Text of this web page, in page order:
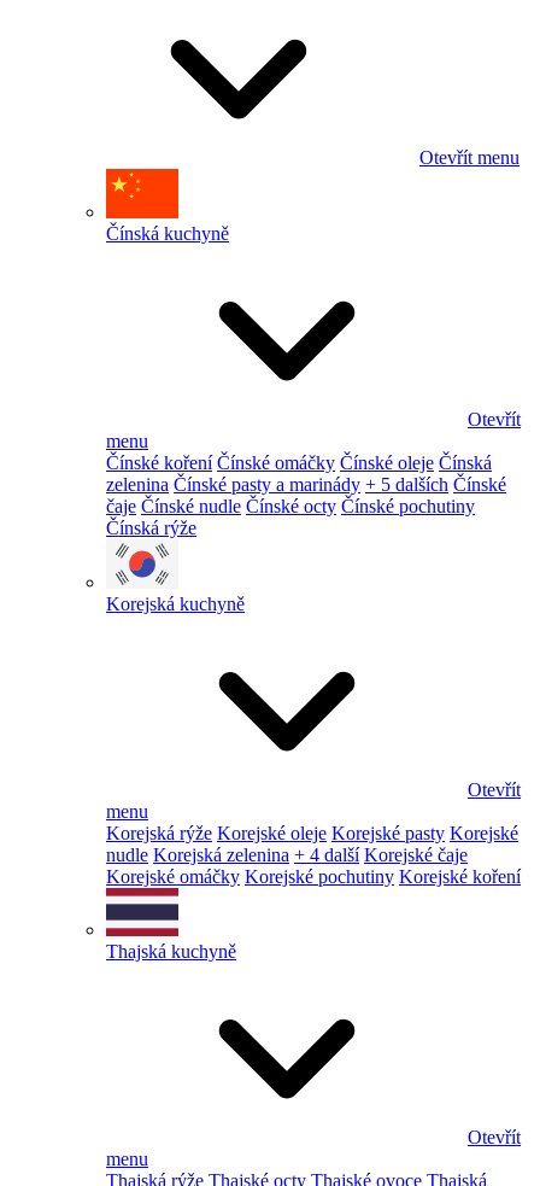
Otevřít menu
Čínská kuchyně
Otevřít
menu
Čínské koření Čínské omáčky Čínské oleje Čínská
zelenina Čínské pasty a marinády + 5 dalších Čínské
čaje Čínské nudle Čínské octy Čínské pochutiny
Čínská rýže
Korejská kuchyně
Otevřít
menu
Korejská rýže Korejské oleje Korejské pasty Korejské
nudle Korejská zelenina + 4 další Korejské čaje
Korejské omáčky Korejské pochutiny Korejské koření
Thajská kuchyně
Otevřít
menu
Thajská rýže Thajské octy Thajské ovoce Thajská